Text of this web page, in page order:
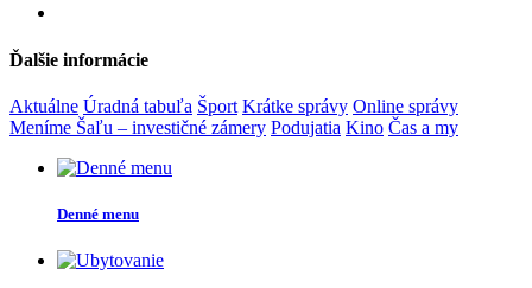
Ďalšie informácie
Aktuálne Úradná tabuľa Šport Krátke správy Online správy
Meníme Šaľu – investičné zámery Podujatia Kino Čas a my
Denné menu